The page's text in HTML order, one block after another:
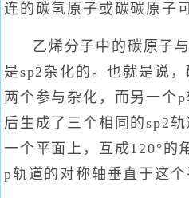
连的碳氢原子或碳碳原子
乙烯分子中的碳原子
是sp2杂化的。也就是说
两个参与杂化，而另一个
后生成了三个相同的sp2
一个平面上，互成120°的
p轨道的对称轴垂直于这个